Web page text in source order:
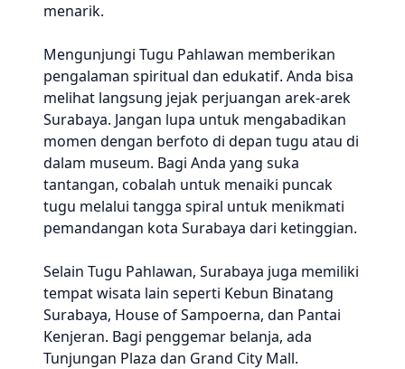
menarik.
Mengunjungi Tugu Pahlawan memberikan
pengalaman spiritual dan edukatif. Anda bisa
melihat langsung jejak perjuangan arek-arek
Surabaya. Jangan lupa untuk mengabadikan
momen dengan berfoto di depan tugu atau di
dalam museum. Bagi Anda yang suka
tantangan, cobalah untuk menaiki puncak
tugu melalui tangga spiral untuk menikmati
pemandangan kota Surabaya dari ketinggian.
Selain Tugu Pahlawan, Surabaya juga memiliki
tempat wisata lain seperti Kebun Binatang
Surabaya, House of Sampoerna, dan Pantai
Kenjeran. Bagi penggemar belanja, ada
Tunjungan Plaza dan Grand City Mall.